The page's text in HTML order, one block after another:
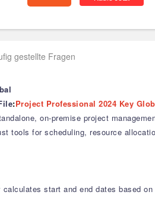
gestellte Fragen
:Project Professional 2024 Key
on-premise project
tools for scheduling, resource
start and end dates based